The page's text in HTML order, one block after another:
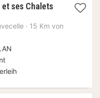
ses Chalets1
ab
· 15 Km von